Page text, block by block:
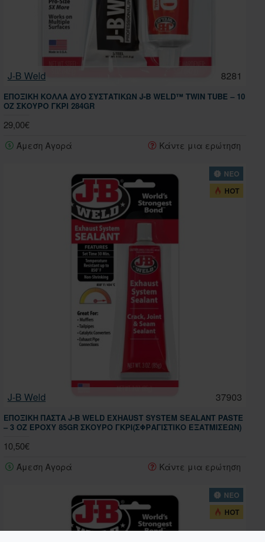
J-B Weld 8281
ΕΠΟΞΙΚΉ ΚΌΛΛΑ ΔΎΟ ΣΥΣΤΑΤΙΚΏΝ J-B WELD™ TWIN TUBE – 10
OZ ΣΚΟΥΡΟ ΓΚΡΙ 284GR
29,00€
Άμεση Αγορά Κάντε μια ερώτηση
ΝΕΟ
HOT
J-B Weld 37903
ΕΠΟΞΙΚΉ ΠΆΣΤΑ J-B WELD EXHAUST SYSTEM SEALANT PASTE
– 3 OZ EPOXY 85GR ΣΚΟΎΡΟ ΓΚΡΙ(ΣΦΡΑΓΙΣΤΙΚΌ ΕΞΑΤΜΊΣΕΩΝ)
10,50€
Άμεση Αγορά Κάντε μια ερώτηση
ΝΕΟ
HOT